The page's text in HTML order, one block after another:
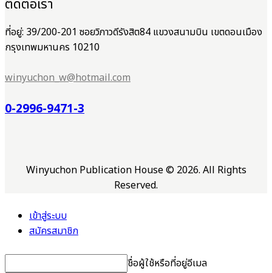
ติดต่อเรา
ที่อยู่: 39/200-201 ซอยวิภาวดีรังสิต84 แขวงสนามบิน เขตดอนเมือง
กรุงเทพมหานคร 10210
winyuchon_w@hotmail.com
0-2996-9471-3
Winyuchon Publication House © 2026. All Rights
Reserved.
เข้าสู่ระบบ
สมัครสมาชิก
ชื่อผู้ใช้หรือที่อยู่อีเมล